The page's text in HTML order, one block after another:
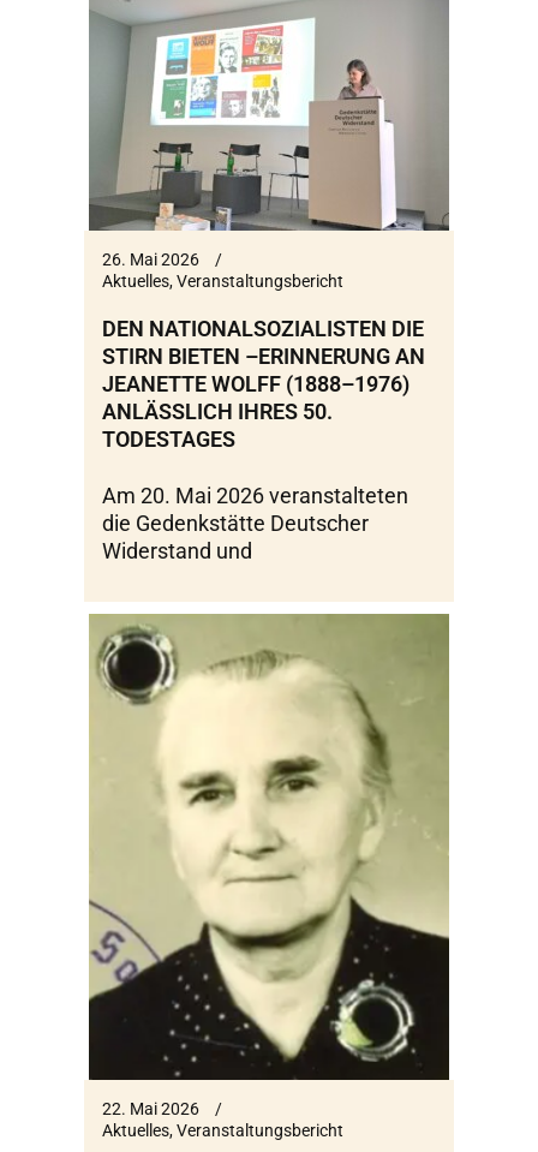
26. Mai 2026
Aktuelles,Veranstaltungsbericht
DEN NATIONALSOZIALISTEN DIE
STIRN BIETEN –ERINNERUNG AN
JEANETTE WOLFF (1888–1976)
ANLÄSSLICH IHRES 50.
TODESTAGES
Am 20. Mai 2026 veranstalteten
die Gedenkstätte Deutscher
Widerstand und
22. Mai 2026
Aktuelles,Veranstaltungsbericht